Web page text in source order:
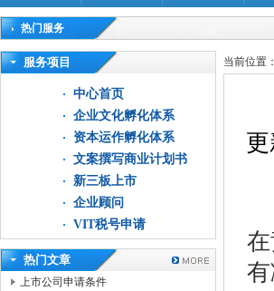
热门服务
高新技术企业认定审计|企业所得税汇算清缴申报鉴证
服务项目
中心首页
企业文化孵化体系
资本运作孵化体系
文案撰写商业计划书
新三板上市
企业顾问
VIT税号申请
热门文章
上市公司申请条件
当前位置：
更